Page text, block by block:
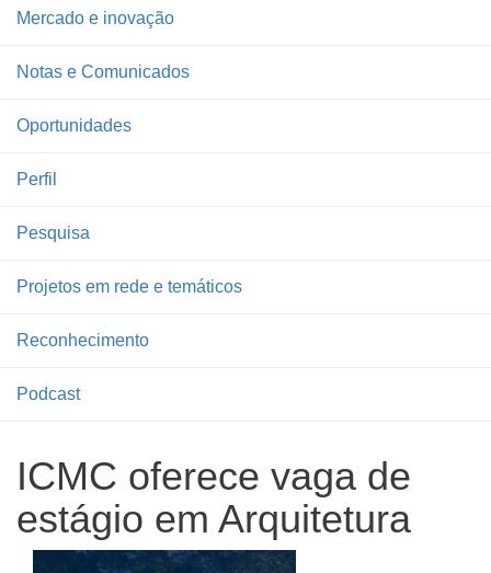
Mercado e inovação
Notas e Comunicados
Oportunidades
Perfil
Pesquisa
Projetos em rede e temáticos
Reconhecimento
Podcast
ICMC oferece vaga de
estágio em Arquitetura